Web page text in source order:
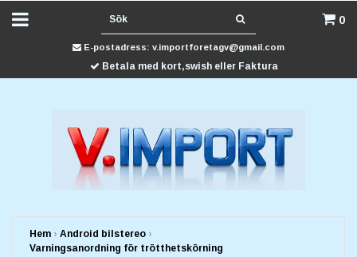
0
E-postadress: v.importforetagv@gmail.com
Betala med kort,swish eller Faktura
Hem › Android bilstereo ›
Varningsanordning för trötthetskörning